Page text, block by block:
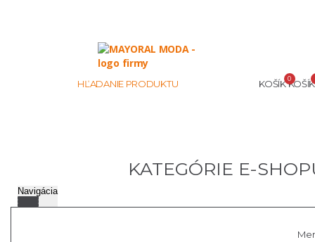
HĽADANIE PRODUKTU KOŠÍK0KOŠÍK
KATEGÓRIE E-
Navigácia